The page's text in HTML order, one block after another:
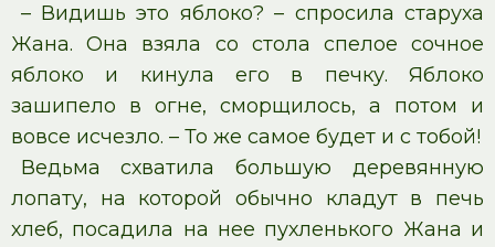
– Видишь это яблоко? – спросила старуха
Жана. Она взяла со стола спелое сочное
яблоко и кинула его в печку. Яблоко
зашипело в огне, сморщилось, а потом и
вовсе исчезло. – То же самое будет и с тобой!
Ведьма схватила большую деревянную
лопату, на которой обычно кладут в печь
хлеб, посадила на нее пухленького Жана и